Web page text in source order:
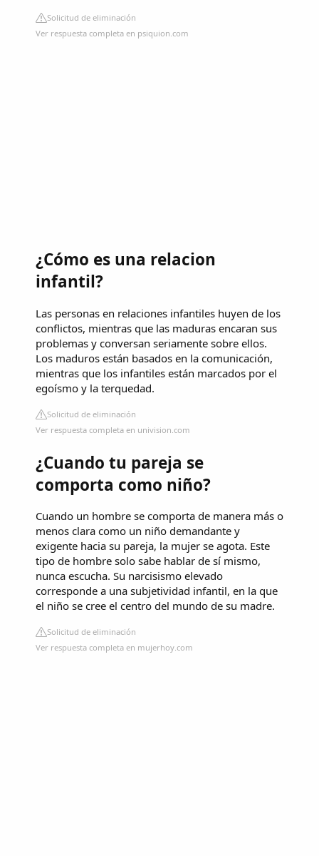
Solicitud de eliminación
Ver respuesta completa en psiquion.com
¿Cómo es una relacion
infantil?
Las personas en relaciones infantiles huyen de los
conflictos, mientras que las maduras encaran sus
problemas y conversan seriamente sobre ellos.
Los maduros están basados en la comunicación,
mientras que los infantiles están marcados por el
egoísmo y la terquedad.
Solicitud de eliminación
Ver respuesta completa en univision.com
¿Cuando tu pareja se
comporta como niño?
Cuando un hombre se comporta de manera más o
menos clara como un niño demandante y
exigente hacia su pareja, la mujer se agota. Este
tipo de hombre solo sabe hablar de sí mismo,
nunca escucha. Su narcisismo elevado
corresponde a una subjetividad infantil, en la que
el niño se cree el centro del mundo de su madre.
Solicitud de eliminación
Ver respuesta completa en mujerhoy.com